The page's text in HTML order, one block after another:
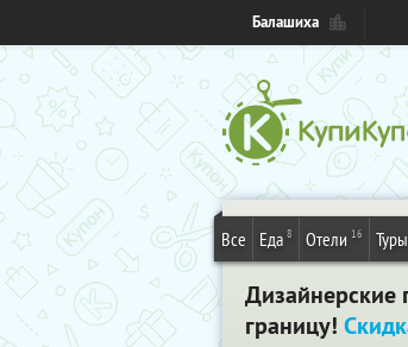
Балашиха
Все Еда 8 Отели 16 Туры
Дизайнерские
границу!